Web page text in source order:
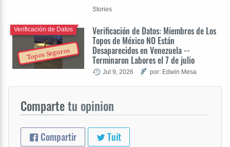
Stories
Topos Seguros
Verificación de Datos: Miembros de Los
Topos de México NO Están
Desaparecidos en Venezuela --
Terminaron Labores el 7 de julio
Verificación de Datos
Jul 9, 2026 por: Edwin Mesa
Compartetu opinion
Compartir Tuit